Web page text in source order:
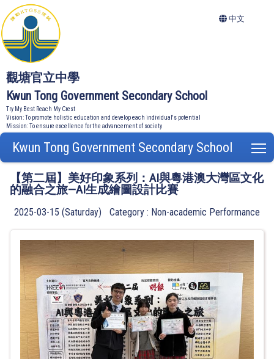
觀塘官立中學
Kwun Tong Government Secondary School
Try My Best Reach My Crest
Vision: To promote holistic education and develop each individual's potential
Mission: To ensure excellence for the advancement of society
中文
Kwun Tong Government Secondary School
【第二屆】美好印象系列：AI與粵港澳大灣區文化
的融合之旅—AI生成繪圖設計比賽
2025-03-15 (Saturday) Category : Non-academic Performance